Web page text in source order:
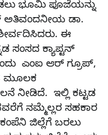
ಭೂಮಿ ಪೂಜೆಯನ್ನು
ಅತಿವಂದನೀಯ ಡಾ.
ಈ
ಸಂಸದ ಕ್ಯಾಪ್ಟನ್
ಎಂಐ ಆರ್ ಗ್ರೂಪ್,
ಮೂಲಕ
ನೀಡಿದೆ. ಇಲ್ಲಿ ಕಟ್ಟಡ
ನಮ್ಮೆಲ್ಲರ ಸಹಕಾರ
ಜಿಲ್ಲೆಗೆ ಬರಲು